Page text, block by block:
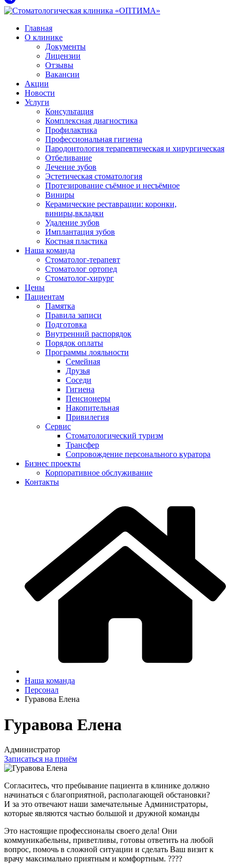
Главная
О клинике
Документы
Лицензии
Отзывы
Вакансии
Акции
Новости
Услуги
Консультация
Комплексная диагностика
Профилактика
Профессиональная гигиена
Пародонтология терапевтическая и хирургическая
Отбеливание
Лечение зубов
Эстетическая стоматология
Протезирование съёмное и несъёмное
Виниры
Керамические реставрации: коронки,
виниры,вкладки
Удаление зубов
Имплантация зубов
Костная пластика
Наша команда
Стоматолог-терапевт
Cтоматолог ортопед
Cтоматолог-хирург
Цены
Пациентам
Памятка
Правила записи
Подготовка
Внутренний распорядок
Порядок оплаты
Программы лояльности
Семейная
Друзья
Соседи
Гигиена
Пенсионеры
Накопительная
Привилегия
Cервис
Стоматологический туризм
Трансфер
Сопровождение персонального куратора
Бизнес проекты
Корпоративное обслуживание
Контакты
Наша команда
Персонал
Гуравова Елена
Гуравова Елена
Администратор
Записаться на приём
Согласитесь, что пребывание пациента в клинике должно
начинаться с благоприятной, располагающей обстановки?
И за это отвечают наши замечательные Администраторы,
которые являются частью большой и дружной команды
Это настоящие профессионалы своего дела! Они
коммуникабельны, приветливы, готовы ответить на любой
вопрос, помочь в сложной ситуации и сделать Ваш визит к
врачу максимально приятным и комфортным. ????